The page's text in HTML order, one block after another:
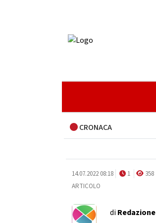
CRONACA
14.07.2022 08:18 1
358
ARTICOLO
diRedazione